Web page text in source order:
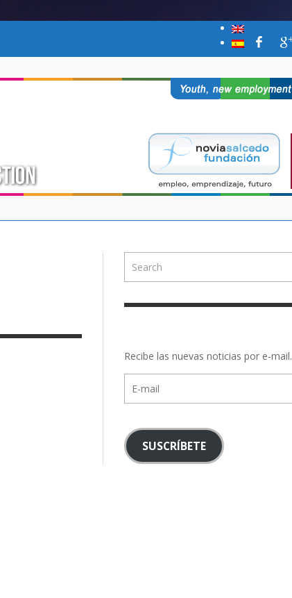
Recibe las nuevas noticias por e-mail.
mail
SUSCRÍBETE